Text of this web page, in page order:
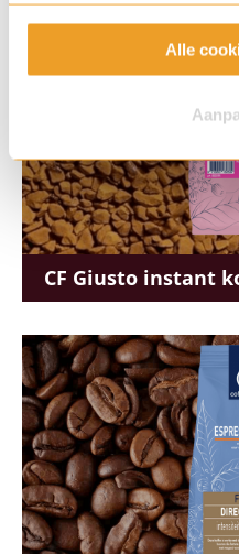
gebruiken.
Alle
CF Giusto instant